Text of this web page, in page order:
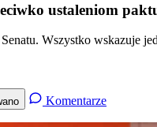
ustaleniom
Wszystko wskazuje
Komentarze